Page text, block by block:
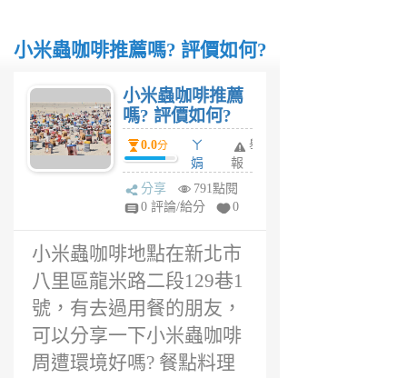
小米蟲咖啡推薦嗎? 評價如何?
小米蟲咖啡推薦
嗎? 評價如何?
0.0分
ㄚ
娟
5
年
舉
報
分享
791點閱
0 評論/給分
0
小米蟲咖啡地點在新北市
八里區龍米路二段129巷1
號，有去過用餐的朋友，
可以分享一下小米蟲咖啡
周遭環境好嗎? 餐點料理